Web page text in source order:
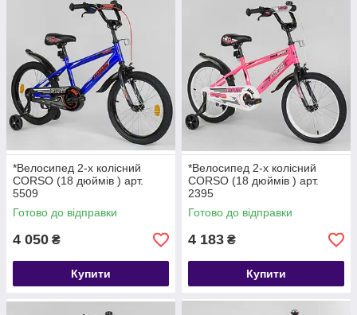
*Велосипед 2-х колісний
CORSO (18 дюймів ) арт.
5509
Готово до відправки
4 050 ₴
Купити
*Велосипед 2-х колісний
CORSO (18 дюймів ) арт.
2395
Готово до відправки
4 183 ₴
Купити